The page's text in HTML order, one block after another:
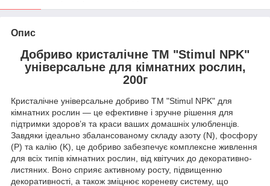
Опис
Добриво кристалічне ТМ "Stimul NPK"
універсальне для кімнатних рослин,
200г
Кристалічне універсальне добриво ТМ "Stimul NPK" для
кімнатних рослин — це ефективне і зручне рішення для
підтримки здоров’я та краси ваших домашніх улюбленців.
Завдяки ідеально збалансованому складу азоту (N), фосфору
(P) та калію (K), це добриво забезпечує комплексне живлення
для всіх типів кімнатних рослин, від квітучих до декоративно-
листяних. Воно сприяє активному росту, підвищенню
декоративності, а також зміцнює кореневу систему, що